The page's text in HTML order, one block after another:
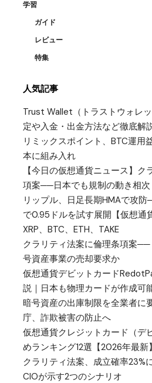
学習
ガイド
レビュー
特集
人気記事
Trust Wallet（トラストウォレ
定や入金・出金方法など徹底解
リミックスポイント、BTC運用
本に組み入れ
【今日の仮想通貨ニュース】ク
項案──日本でも規制の動き相次
リップル、日足長期HMAで攻
で0.95ドルを試す展開【仮想通
XRP、BTC、ETH、TAKE
クラリティ法案に倫理条項案
号資産事業の売却要求か
仮想通貨デビットカード
説｜日本も物理カードが作成可
暗号資産の出庫制限を全業者に
庁、詐欺被害の防止へ
仮想通貨クレジットカード（デ
めランキング12選【2026年最新】
クラリティ法案、成立確率
CIOが示す2つのシナリオ